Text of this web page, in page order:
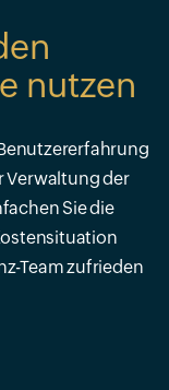
nutzen
Verwaltung der
Sie die
Team zufrieden